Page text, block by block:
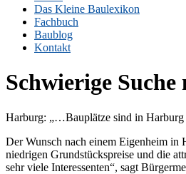
Das Kleine Baulexikon
Fachbuch
Baublog
Kontakt
Schwierige
Harburg: „…Bauplätze sind in Harburg
Der Wunsch nach einem Eigenheim in
niedrigen Grundstückspreise und die
sehr viele Interessenten“, sagt